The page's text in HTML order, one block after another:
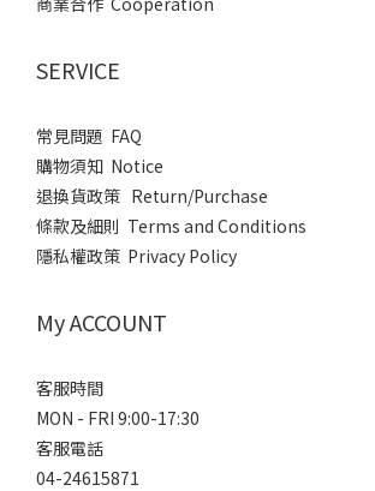
SERVICE
常見問題 FAQ
購物須知 Notice
退換貨政策 Return/Purchase
條款及細則 Terms and Conditions
隱私權政策 Privacy Policy
My ACCOUNT
客服時間
MON - FRI 9:00-17:30
客服電話
04-24615871